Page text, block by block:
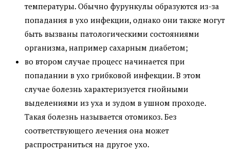
температуры. Обычно фурункулы образуются из-за
попадания в ухо инфекции, однако они также могут
быть вызваны патологическими состояниями
организма, например сахарным диабетом;
во втором случае процесс начинается при
попадании в ухо грибковой инфекции. В этом
случае болезнь характеризуется гнойными
выделениями из уха и зудом в ушном проходе.
Такая болезнь называется отомикоз. Без
соответствующего лечения она может
распространиться на другое ухо.